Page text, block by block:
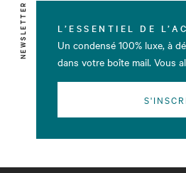
NEWSLETTER L’ESSENTIEL DE
Un condensé 100% luxe, à
dans votre boîte mail. Vous